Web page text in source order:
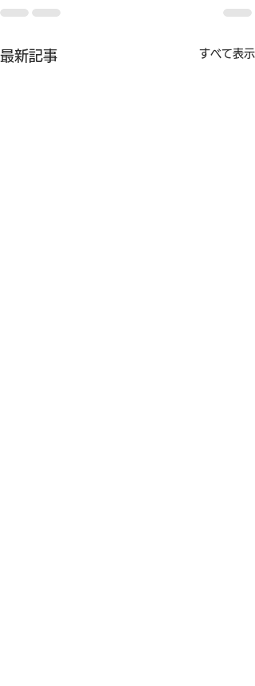
最新記事 すべて表示